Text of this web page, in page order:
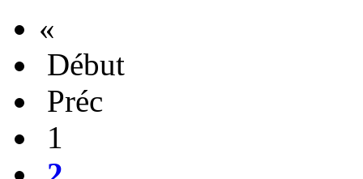
«
Début
Préc
1